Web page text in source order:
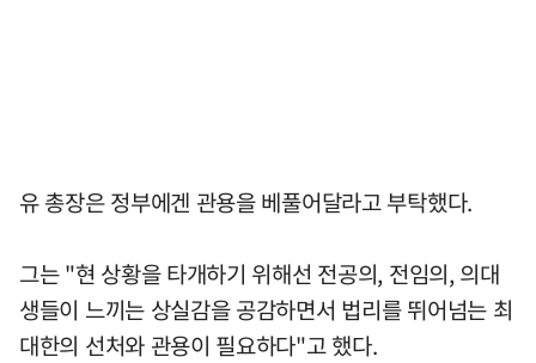
유 총장은 정부에겐 관용을 베풀어달라고 부탁했다.
그는 "현 상황을 타개하기 위해선 전공의, 전임의, 의대
생들이 느끼는 상실감을 공감하면서 법리를 뛰어넘는 최
대한의 선처와 관용이 필요하다"고 했다.